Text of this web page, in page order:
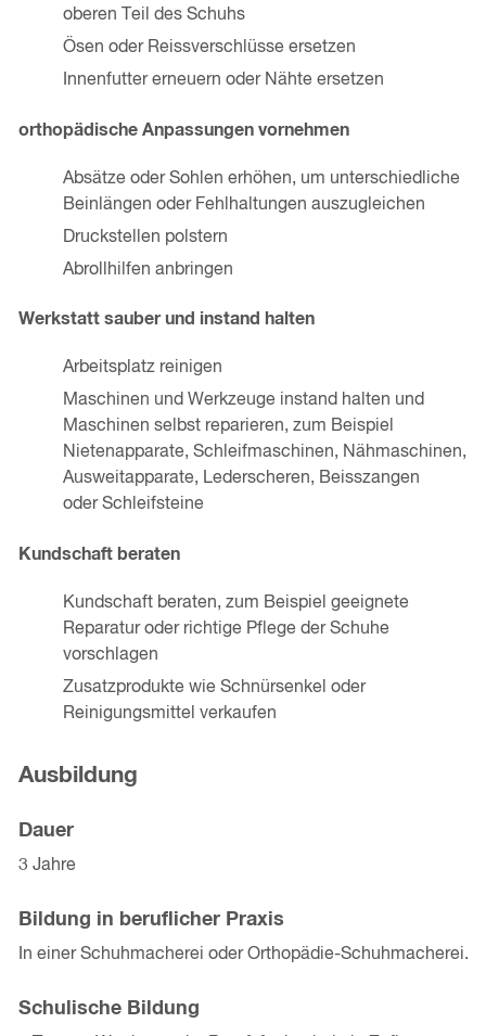
oberen Teil des Schuhs
Ösen oder Reissverschlüsse ersetzen
Innenfutter erneuern oder Nähte ersetzen
orthopädische Anpassungen vornehmen
Absätze oder Sohlen erhöhen, um unterschiedliche
Beinlängen oder Fehlhaltungen auszugleichen
Druckstellen polstern
Abrollhilfen anbringen
Werkstatt sauber und instand halten
Arbeitsplatz reinigen
Maschinen und Werkzeuge instand halten und
Maschinen selbst reparieren, zum Beispiel
Nietenapparate, Schleifmaschinen, Nähmaschinen,
Ausweitapparate, Lederscheren, Beisszangen
oder Schleifsteine
Kundschaft beraten
Kundschaft beraten, zum Beispiel geeignete
Reparatur oder richtige Pflege der Schuhe
vorschlagen
Zusatzprodukte wie Schnürsenkel oder
Reinigungsmittel verkaufen
Ausbildung
Dauer
3 Jahre
Bildung in beruflicher Praxis
In einer Schuhmacherei oder Orthopädie-Schuhmacherei.
Schulische Bildung